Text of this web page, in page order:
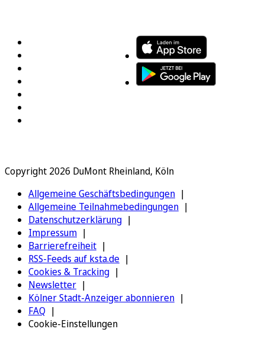
Copyright 2026 DuMont Rheinland, Köln
Allgemeine Geschäftsbedingungen
Allgemeine Teilnahmebedingungen
Datenschutzerklärung
Impressum
Barrierefreiheit
RSS-Feeds auf ksta.de
Cookies & Tracking
Newsletter
Kölner Stadt-Anzeiger abonnieren
FAQ
Cookie-Einstellungen